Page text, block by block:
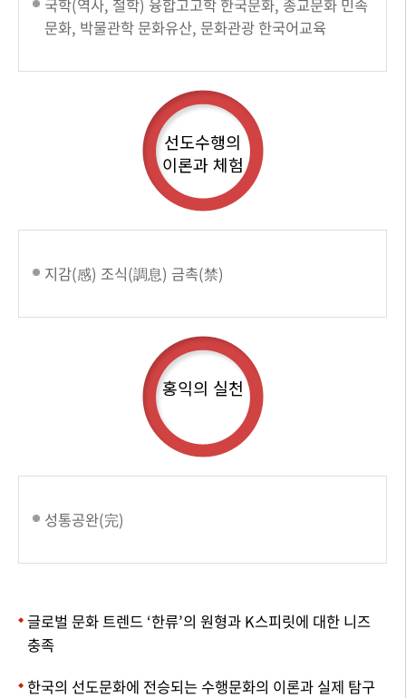
국학(역사, 철학) 융합고고학 한국문화, 종교문화 민속
문화, 박물관학 문화유산, 문화관광 한국어교육
선도수행의
이론과 체험
지감(感) 조식(調息) 금촉(禁)
홍익의 실천
성통공완(完)
글로벌 문화 트렌드 ‘한류’의 원형과 K스피릿에 대한 니즈
충족
한국의 선도문화에 전승되는 수행문화의 이론과 실제 탐구